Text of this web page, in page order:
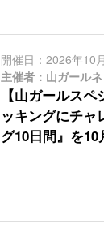
開催日：2026年10
主催者：山ガール
【山ガールス
ッキングにチャ
グ10日間』を